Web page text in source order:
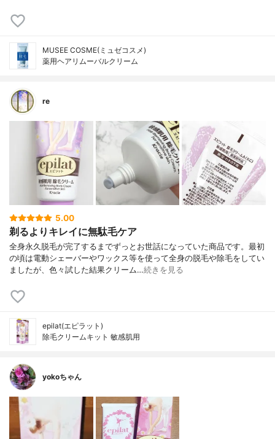
MUSEE COSME(ミュゼコスメ)
薬用ヘアリムーバルクリーム
re
5.00
剃るよりキレイに無駄毛ケア
全身永久脱毛が完了するまでずっとお世話になっていた商品です。最初
の頃は電動シェーバーやワックス等を使って全身の脱毛や除毛をしてい
ましたが、色々試した結果クリーム…続きを見る
epilat(エピラット)
除毛クリームキット 敏感肌用
yokoちゃん